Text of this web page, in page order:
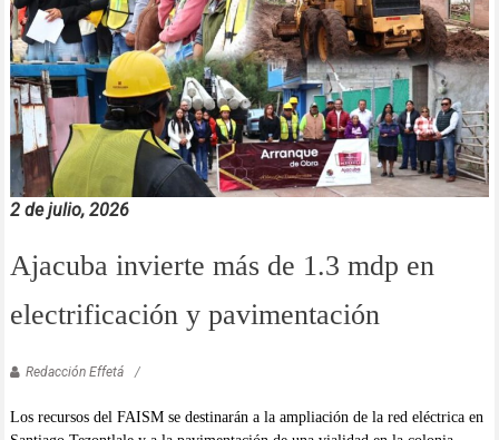
2 de julio, 2026
Ajacuba invierte más de 1.3 mdp en
electrificación y pavimentación
Redacción Effetá
Los recursos del FAISM se destinarán a la ampliación de la red eléctrica en